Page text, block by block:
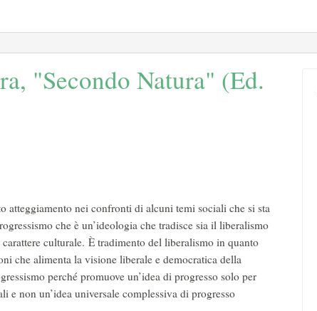
"Secondo Natura" (Ed.
nei confronti di alcuni temi sociali che si sta
che è un’ideologia che tradisce sia il liberalismo
culturale. È tradimento del liberalismo in quanto
che alimenta la visione liberale e democratica della
perché promuove un’idea di progresso solo per
non un’idea universale complessiva di progresso